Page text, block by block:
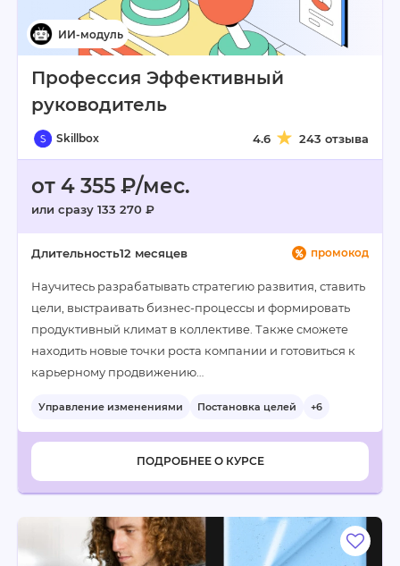
Профессия Эффективный
руководитель
Skillbox 4.6 243 отзыва
от 4 355 ₽/мес.
или сразу 133 270 ₽
промокод
Длительность12 месяцев
Научитесь разрабатывать стратегию развития, ставить
цели, выстраивать бизнес-процессы и формировать
продуктивный климат в коллективе. Также сможете
находить новые точки роста компании и готовиться к
карьерному продвижению…
Управление изменениями Постановка целей +6
ПОДРОБНЕЕ О КУРСЕ